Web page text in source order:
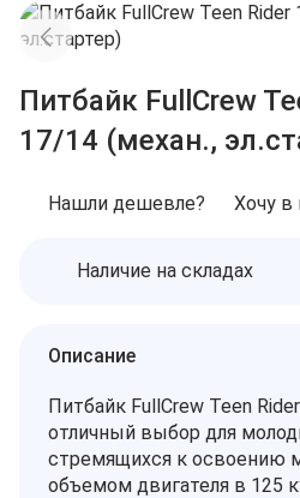
Питбайк FullCrew
17/14 (механ.,
Нашли дешевле? Хочу в
Наличие на складах
Описание
Питбайк FullCrew Teen
отличный выбор для
стремящихся к освоению
объемом двигателя в 125